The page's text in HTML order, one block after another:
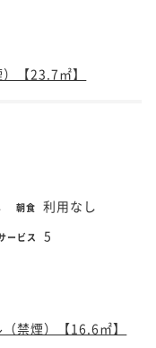
【23.7㎡】
朝食 利用なし
ービス 5
禁煙）【16.6㎡】